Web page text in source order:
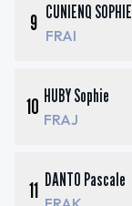
9 CUNIENQ SOPHIE
FRAI
10 HUBY Sophie
FRAJ
11 DANTO Pascale